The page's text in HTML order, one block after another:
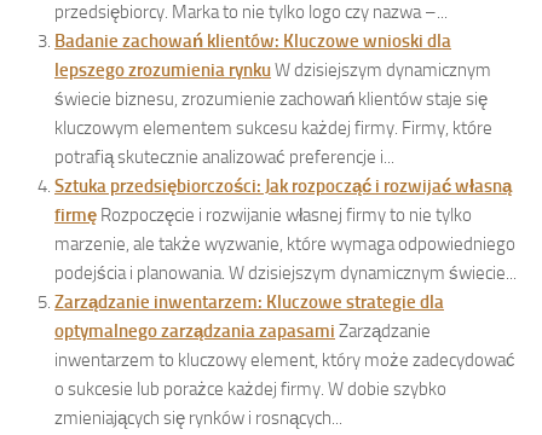
przedsiębiorcy. Marka to nie tylko logo czy nazwa –...
Badanie zachowań klientów: Kluczowe wnioski dla
lepszego zrozumienia rynkuW dzisiejszym dynamicznym
świecie biznesu, zrozumienie zachowań klientów staje się
kluczowym elementem sukcesu każdej firmy. Firmy, które
potrafią skutecznie analizować preferencje i...
Sztuka przedsiębiorczości: Jak rozpocząć i rozwijać własną
firmę Rozpoczęcie i rozwijanie własnej firmy to nie tylko
marzenie, ale także wyzwanie, które wymaga odpowiedniego
podejścia i planowania. W dzisiejszym dynamicznym świecie...
Zarządzanie inwentarzem: Kluczowe strategie dla
optymalnego zarządzania zapasami Zarządzanie
inwentarzem to kluczowy element, który może zadecydować
o sukcesie lub porażce każdej firmy. W dobie szybko
zmieniających się rynków i rosnących...